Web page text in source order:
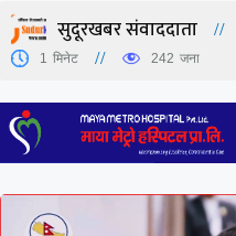
सुदूरखबर संवाददाता
1 मिनेट 242 जना